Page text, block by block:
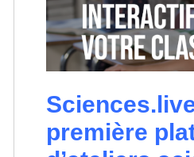
première